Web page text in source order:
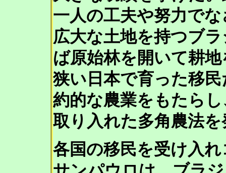
一人の工夫や努力で
広大な土地を持つブ
ば原始林を開いて耕
狭い日本で育った移
約的な農業をもたら
取り入れた多角農法
各国の移民を受け入